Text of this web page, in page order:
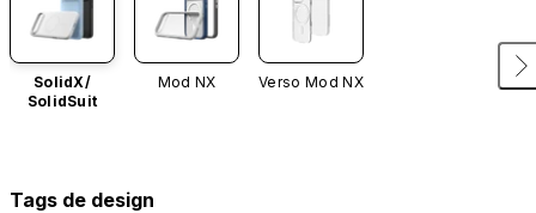
SolidX/
SolidSuit
Mod NX Verso Mod NX
Tags de design